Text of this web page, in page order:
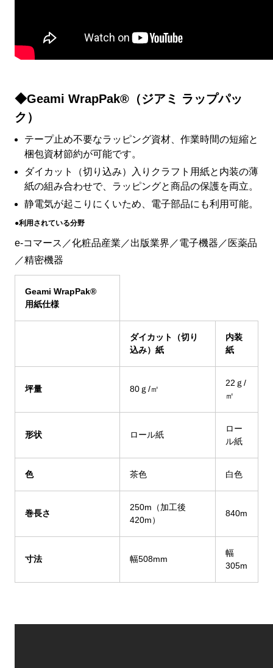
◆Geami WrapPak®（ジアミ ラップパッ
ク）
テープ止め不要なラッピング資材、作業時間の短縮と
梱包資材節約が可能です。
ダイカット（切り込み）入りクラフト用紙と内装の薄
紙の組み合わせで、ラッピングと商品の保護を両立。
静電気が起こりにくいため、電子部品にも利用可能。
●利用されている分野
e-コマース／化粧品産業／出版業界／電子機器／医薬品
／精密機器
Geami WrapPak®
用紙仕様
ダイカット（切り
込み）紙
内装
紙
坪量 80ｇ/㎡
22ｇ/
㎡
形状 ロール紙
ロー
ル紙
色 茶色 白色
巻長さ
250m（加工後
420m）
840m
寸法 幅508mm
幅
305m